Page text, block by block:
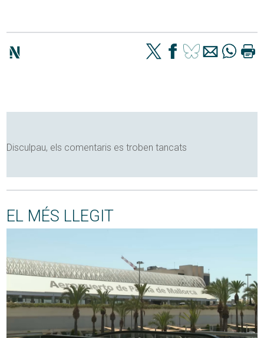
Disculpau, els comentaris es troben tancats
EL MÉS LLEGIT